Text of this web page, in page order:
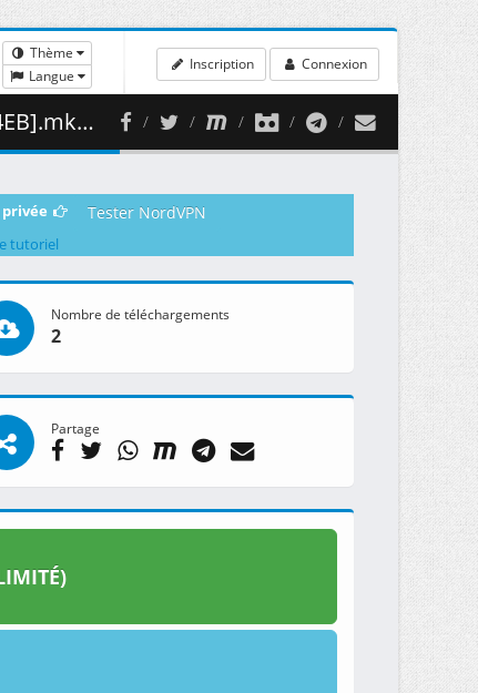
Thème
Langue
Inscription Connexion
MB )
Tester NordVPN
tutoriel
Nombre de téléchargements
2
Partage